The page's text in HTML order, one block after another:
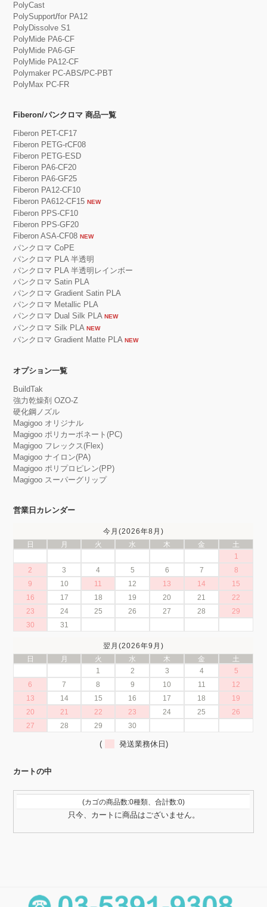
PolyCast
PolySupport/for PA12
PolyDissolve S1
PolyMide PA6-CF
PolyMide PA6-GF
PolyMide PA12-CF
Polymaker PC-ABS/PC-PBT
PolyMax PC-FR
Fiberon/パンクロマ 商品一覧
Fiberon PET-CF17
Fiberon PETG-rCF08
Fiberon PETG-ESD
Fiberon PA6-CF20
Fiberon PA6-GF25
Fiberon PA12-CF10
Fiberon PA612-CF15 NEW
Fiberon PPS-CF10
Fiberon PPS-GF20
Fiberon ASA-CF08 NEW
パンクロマ CoPE
パンクロマ PLA 半透明
パンクロマ PLA 半透明レインボー
パンクロマ Satin PLA
パンクロマ Gradient Satin PLA
パンクロマ Metallic PLA
パンクロマ Dual Silk PLA NEW
パンクロマ Silk PLA NEW
パンクロマ Gradient Matte PLA NEW
オプション一覧
BuildTak
強力乾燥剤 OZO-Z
硬化鋼ノズル
Magigoo オリジナル
Magigoo ポリカーボネート(PC)
Magigoo フレックス(Flex)
Magigoo ナイロン(PA)
Magigoo ポリプロピレン(PP)
Magigoo スーパーグリップ
営業日カレンダー
今月(2026年8月)
日
月 火 水 木 金
土
1
2
3 4 5 6 7
8
9
10 11 12 13 14
15
16
17 18 19 20 21
22
23
24 25 26 27 28
29
30
31
翌月(2026年9月)
日
月 火 水 木 金
土
1
2 3 4
5
6
7 8 9 10 11
12
13
14 15 16 17 18
19
20
21 22 23 24 25
26
27
28 29 30
( 発送業務休日)
カートの中
(カゴの商品数:0種類、合計数:0)
只今、カートに商品はございません。